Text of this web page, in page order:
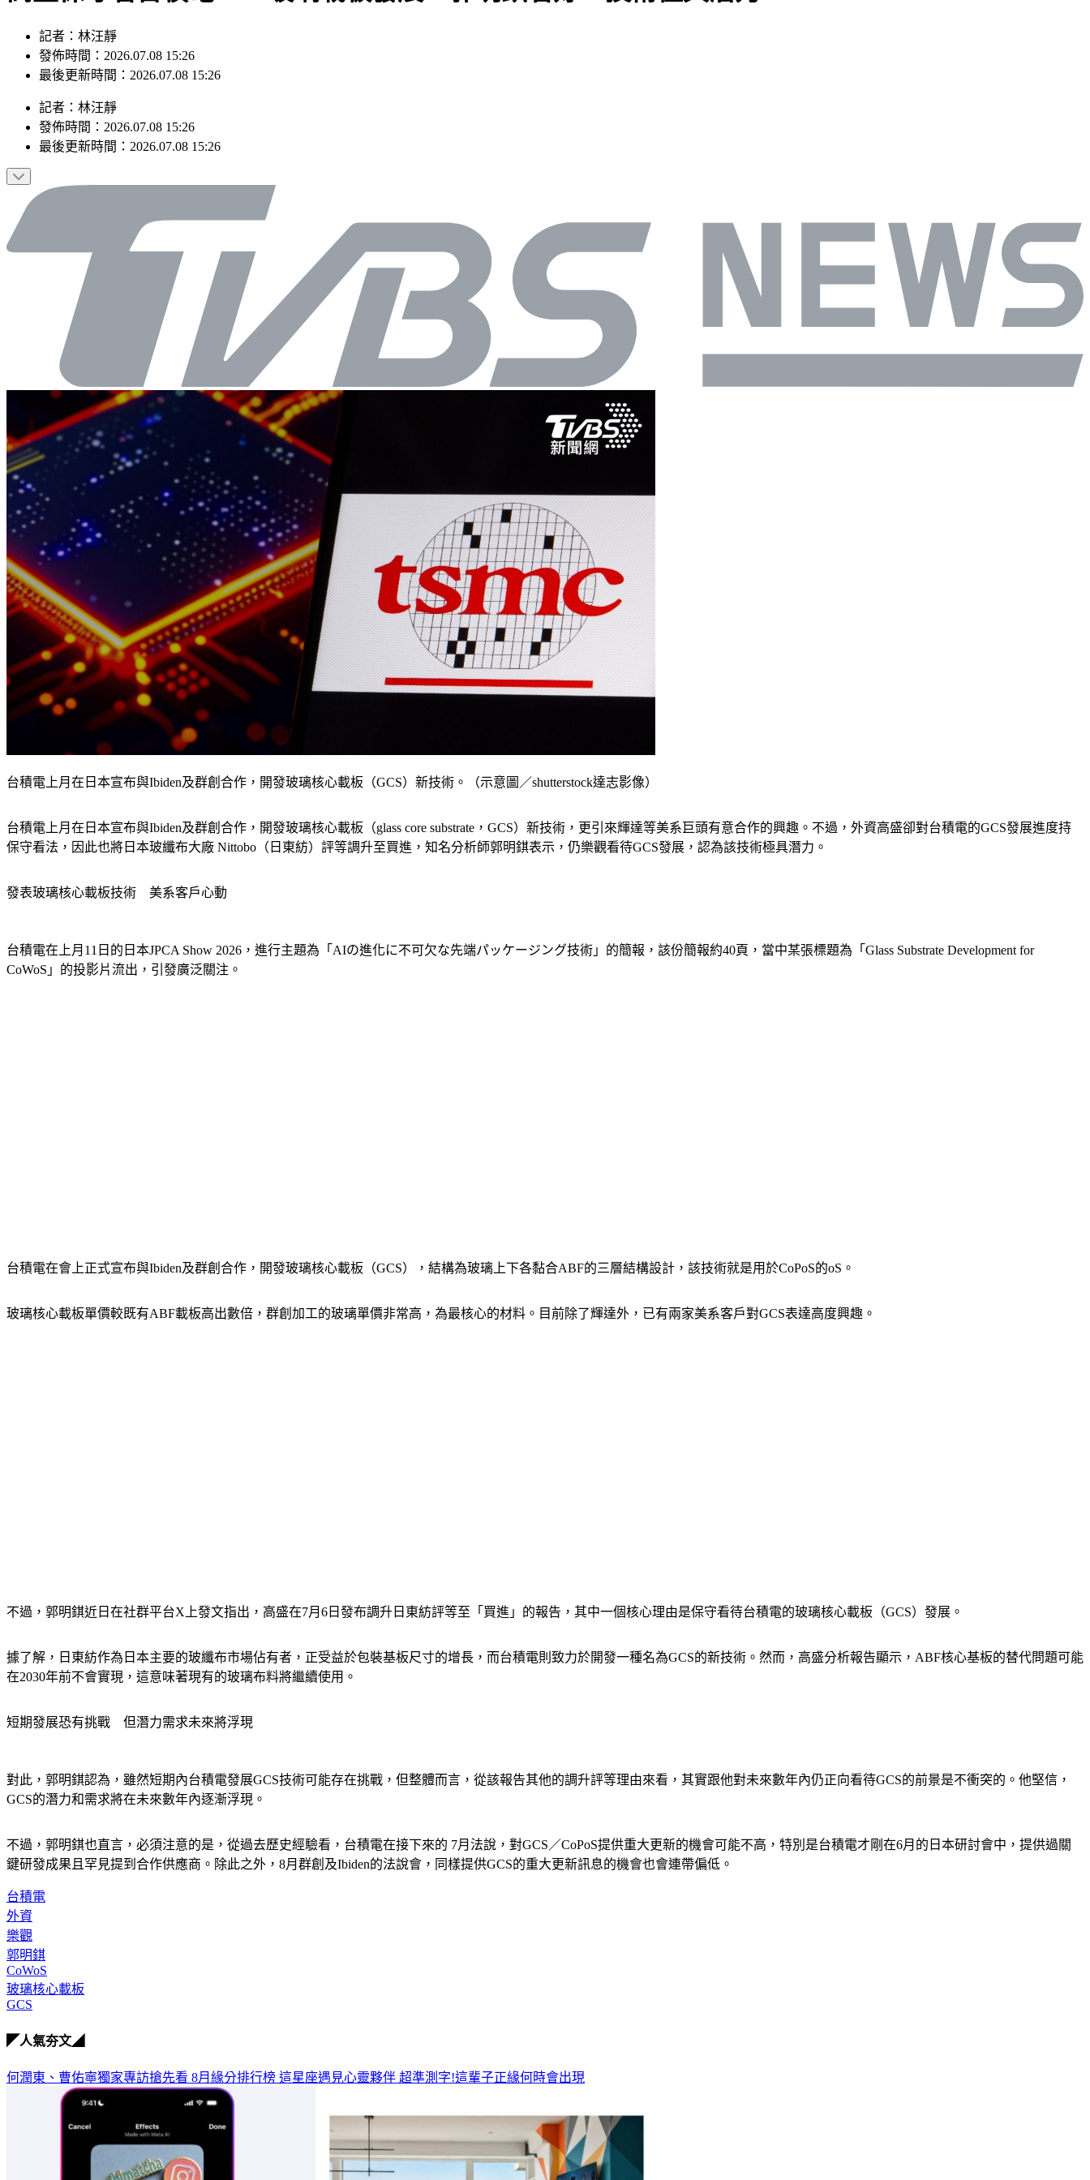
記者：林汪靜
發佈時間：2026.07.08 15:26
最後更新時間：2026.07.08 15:26
記者 ： 林汪靜
發佈時間： 2026.07.08 15:26
最後更新時間： 2026.07.08 15:26
台積電上月在日本宣布與Ibiden及群創合作，開發玻璃核心載板（GCS）新技術。（示意圖／shutterstock達志影像）
台積電上月在日本宣布與Ibiden及群創合作，開發玻璃核心載板（glass core substrate，GCS）新技術，更引來輝達等美系巨頭有意合作的興趣。不過，外資高盛卻對台積電的GCS發展進度持
保守看法，因此也將日本玻纖布大廠 Nittobo（日東紡）評等調升至買進，知名分析師郭明錤表示，仍樂觀看待GCS發展，認為該技術極具潛力。
發表玻璃核心載板技術　美系客戶心動
台積電在上月11日的日本JPCA Show 2026，進行主題為「AIの進化に不可欠な先端パッケージング技術」的簡報，該份簡報約40頁，當中某張標題為「Glass Substrate Development for
CoWoS」的投影片流出，引發廣泛關注。
台積電在會上正式宣布與Ibiden及群創合作，開發玻璃核心載板（GCS），結構為玻璃上下各黏合ABF的三層結構設計，該技術就是用於CoPoS的oS。
玻璃核心載板單價較既有ABF載板高出數倍，群創加工的玻璃單價非常高，為最核心的材料。目前除了輝達外，已有兩家美系客戶對GCS表達高度興趣。
不過，郭明錤近日在社群平台X上發文指出，高盛在7月6日發布調升日東紡評等至「買進」的報告，其中一個核心理由是保守看待台積電的玻璃核心載板（GCS）發展。
據了解，日東紡作為日本主要的玻纖布市場佔有者，正受益於包裝基板尺寸的增長，而台積電則致力於開發一種名為GCS的新技術。然而，高盛分析報告顯示，ABF核心基板的替代問題可能
在2030年前不會實現，這意味著現有的玻璃布料將繼續使用。
短期發展恐有挑戰　但潛力需求未來將浮現
對此，郭明錤認為，雖然短期內台積電發展GCS技術可能存在挑戰，但整體而言，從該報告其他的調升評等理由來看，其實跟他對未來數年內仍正向看待GCS的前景是不衝突的。他堅信，
GCS的潛力和需求將在未來數年內逐漸浮現。
不過，郭明錤也直言，必須注意的是，從過去歷史經驗看，台積電在接下來的 7月法說，對GCS／CoPoS提供重大更新的機會可能不高，特別是台積電才剛在6月的日本研討會中，提供過關
鍵研發成果且罕見提到合作供應商。除此之外，8月群創及Ibiden的法說會，同樣提供GCS的重大更新訊息的機會也會連帶偏低。
台積電
外資
樂觀
郭明錤
CoWoS
玻璃核心載板
GCS
◤人氣夯文◢
何潤東、曹佑寧獨家專訪搶先看 8月緣分排行榜 這星座遇見心靈夥伴 超準測字!這輩子正緣何時會出現